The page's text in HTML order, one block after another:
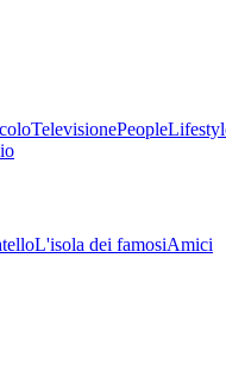
TelevisionePeople
L'isola dei famosiAmici